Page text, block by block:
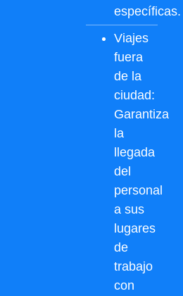
específicas.
Viajes
fuera
de la
ciudad:
Garantiza
la
llegada
del
personal
a sus
lugares
de
trabajo
con